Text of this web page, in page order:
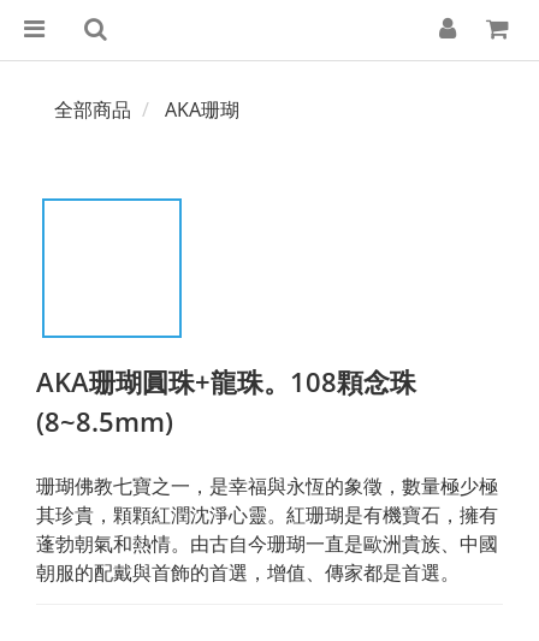
全部商品 AKA珊瑚
AKA珊瑚圓珠+龍珠。108顆念珠
(8~8.5mm)
珊瑚佛教七寶之一，是幸福與永恆的象徵，數量極少極
其珍貴，顆顆紅潤沈淨心靈。紅珊瑚是有機寶石，擁有
蓬勃朝氣和熱情。由古自今珊瑚一直是歐洲貴族、中國
朝服的配戴與首飾的首選，增值、傳家都是首選。